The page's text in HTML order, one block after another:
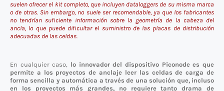
suelen ofrecer el kit completo, que incluyen dataloggers de su misma marca
o de otras. Sin embargo, no suele ser recomendable, ya que los fabricantes
no tendrían suficiente información sobre la geometría de la cabeza del
ancla, lo que puede dificultar el suministro de las placas de distribución
adecuadas de las celdas.
En cualquier caso, lo innovador del dispositivo Piconode es que
permite a los proyectos de anclaje leer las celdas de carga de
forma sencilla y automática a través de una solución que, incluso
en los proyectos más grandes, no requiere tanto drama de